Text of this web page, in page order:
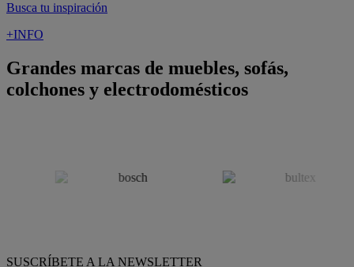
SUSCRÍBETE A LA NEWSLETTER
y consigue10€dto para la próxima compra
SUSCRIBIRME
GUÍA DE COMPRA